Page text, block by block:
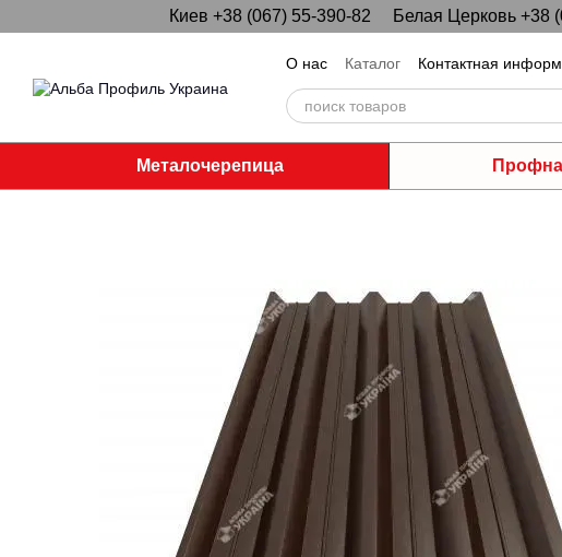
Перейти к основному контентуКиев +38 (067) 55-390-82 Белая Церковь +38
О нас Каталог Контактная
Металочерепица